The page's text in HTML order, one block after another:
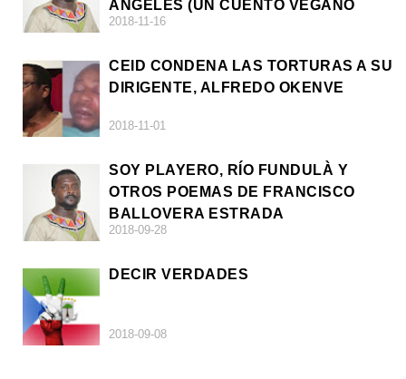
ÁNGELES (UN CUENTO VEGANO
AFRICANO)
2018-11-16
CEID CONDENA LAS TORTURAS A SU
DIRIGENTE, ALFREDO OKENVE
2018-11-01
SOY PLAYERO, RÍO FUNDULÀ Y
OTROS POEMAS DE FRANCISCO
BALLOVERA ESTRADA
2018-09-28
DECIR VERDADES
2018-09-08